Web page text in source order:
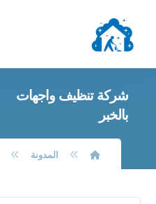
شركة تنظيف واجهات
بالخبر
المدونة